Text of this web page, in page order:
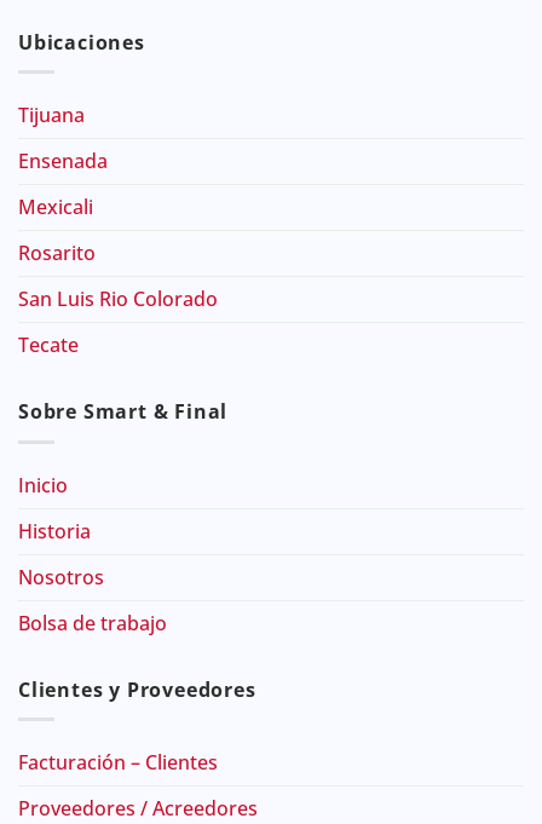
Ubicaciones
Tijuana
Ensenada
Mexicali
Rosarito
San Luis Rio Colorado
Tecate
Sobre Smart & Final
Inicio
Historia
Nosotros
Bolsa de trabajo
Clientes y Proveedores
Facturación – Clientes
Proveedores / Acreedores